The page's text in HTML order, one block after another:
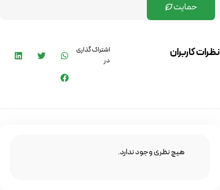
حمایت
نظرات کاربران
اشتراک گذاری
در
هیچ نظری وجود ندارد.